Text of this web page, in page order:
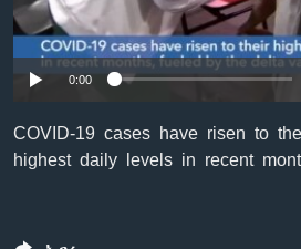
ቋንቋዎች
0:00
COVID-19 cases have risen to
highest daily levels in recent